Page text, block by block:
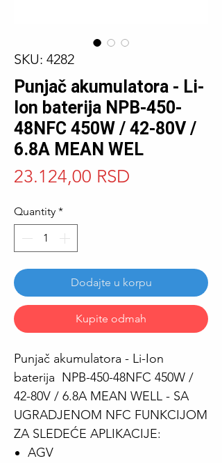
SKU: 4282
Punjač akumulatora - Li-
Ion baterija NPB-450-
48NFC 450W / 42-80V /
6.8A MEAN WEL
23.124,00 RSD
Quantity *
Dodajte u korpu
Kupite odmah
Punjač akumulatora - Li-Ion
baterija NPB-450-48NFC 450W /
42-80V / 6.8A MEAN WELL - SA
UGRADJENOM NFC FUNKCIJOM
ZA SLEDEĆE APLIKACIJE:
AGV